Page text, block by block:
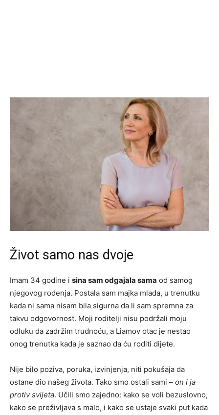
Život samo nas dvoje
Imam 34 godine i sina sam odgajala sama od samog
njegovog rođenja. Postala sam majka mlada, u trenutku
kada ni sama nisam bila sigurna da li sam spremna za
takvu odgovornost. Moji roditelji nisu podržali moju
odluku da zadržim trudnoću, a Liamov otac je nestao
onog trenutka kada je saznao da ću roditi dijete.
Nije bilo poziva, poruka, izvinjenja, niti pokušaja da
ostane dio našeg života. Tako smo ostali sami – on i ja
protiv svijeta. Učili smo zajedno: kako se voli bezuslovno,
kako se preživljava s malo, i kako se ustaje svaki put kada